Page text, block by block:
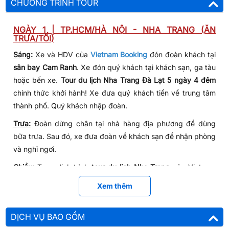
CHƯƠNG TRÌNH TOUR
NGÀY 1 | TP.HCM/HÀ NỘI - NHA TRANG (ĂN
TRƯA/TỐI)
Sáng: Xe và HDV của Vietnam Booking đón đoàn khách tại
sân bay Cam Ranh. Xe đón quý khách tại khách sạn, ga tàu
hoặc bến xe. Tour du lịch Nha Trang Đà Lạt 5 ngày 4 đêm
chính thức khởi hành! Xe đưa quý khách tiến về trung tâm
thành phố. Quý khách nhập đoàn.
Trưa: Đoàn dừng chân tại nhà hàng địa phương để dùng
bữa trưa. Sau đó, xe đưa đoàn về khách sạn để nhận phòng
và nghỉ ngơi.
Chiều: Trong lịch trìnhtour du lịch Nha Trang của Vietnam
Booking, quý khách lựa chọn 1 trong 2 chương trình như
Chương trình 1: Khám phá Vinwonder (chi phí tự túc)
Xem thêm
DỊCH VỤ BAO GỒM